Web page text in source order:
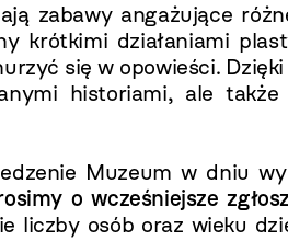
zabawy angażujące
krótkimi działaniami
się w opowieści.
historiami, ale także
Muzeum w dniu
o wcześniejsze
liczby osób oraz wieku